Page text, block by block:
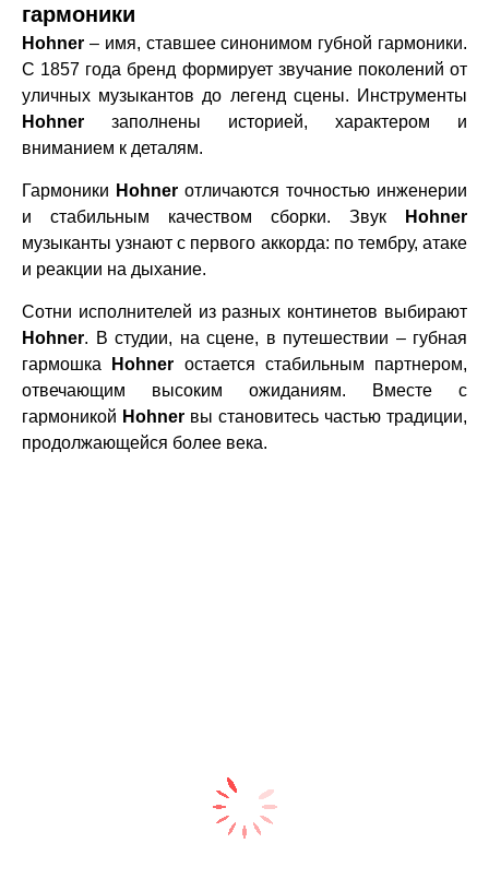
гармоники
Hohner – имя, ставшее синонимом губной гармоники.
С 1857 года бренд формирует звучание поколений от
уличных музыкантов до легенд сцены. Инструменты
Hohner заполнены историей, характером и
вниманием к деталям.
Гармоники Hohner отличаются точностью инженерии
и стабильным качеством сборки. Звук
Hohner
музыканты узнают с первого аккорда: по тембру, атаке
и реакции на дыхание.
Сотни исполнителей из разных континетов выбирают
Hohner. В студии, на сцене, в путешествии – губная
гармошка
Hohner остается стабильным партнером,
отвечающим высоким ожиданиям. Вместе с
гармоникой Hohner вы становитесь частью традиции,
продолжающейся более века.